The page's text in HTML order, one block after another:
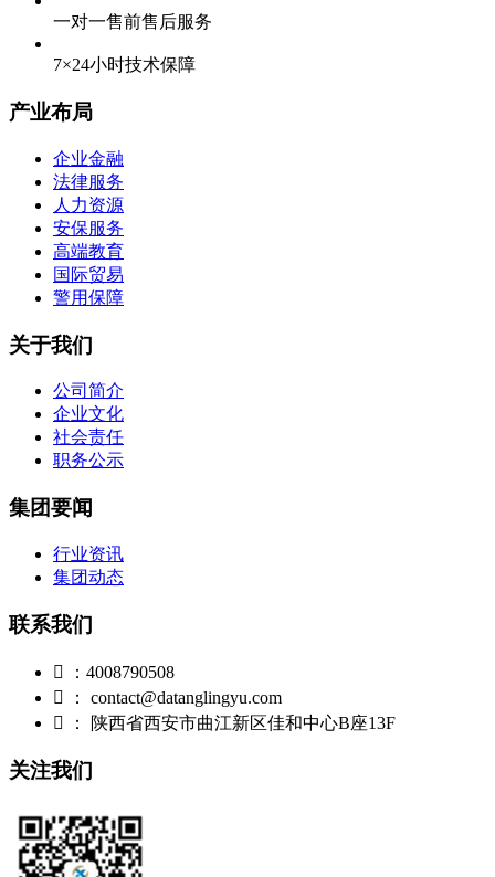
一对一售前售后服务
7×24小时技术保障
产业布局
企业金融
法律服务
人力资源
安保服务
高端教育
国际贸易
警用保障
关于我们
公司简介
企业文化
社会责任
职务公示
集团要闻
行业资讯
集团动态
联系我们

：4008790508

： contact@datanglingyu.com

： 陕西省西安市曲江新区佳和中心B座13F
关注我们